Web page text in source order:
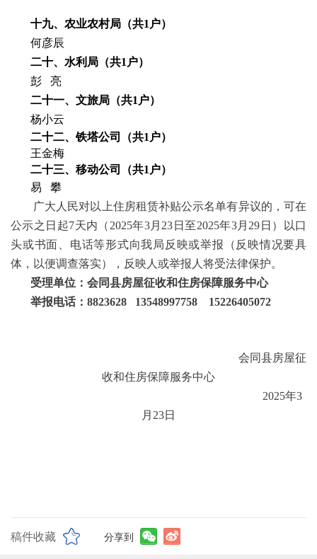
十九、农业农村局（共1户）
何彦辰
二十、水利局（共1户）
彭
亮
二十一、文旅局（共1户）
杨小云
二十二、铁塔公司（共1户）
王金梅
二十三、移动公司（共1户）
易
攀
广大人民对以上住房租赁补贴公示名单有异议的，可在
公示之日起7天内（2025年3月 23 日至2025年3月 29 日）以口
头或书面、电话等形式向我局反映或举报（反映情况要具
体，以便调查落实），反映人或举报人将受法律保护。
受理单位：会同县房屋征收和住房保障服务中心
举报电话： 8823628 13548997758 15226405072
会同县房屋征
收和住房保障服务中心
2025年3
月 23日
稿件收藏 分享到